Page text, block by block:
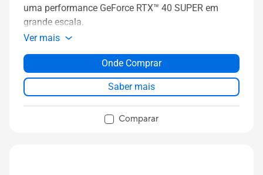
uma performance GeForce RTX™ 40 SUPER em
grande escala.
Ver mais
Onde Comprar
Saber mais
Comparar